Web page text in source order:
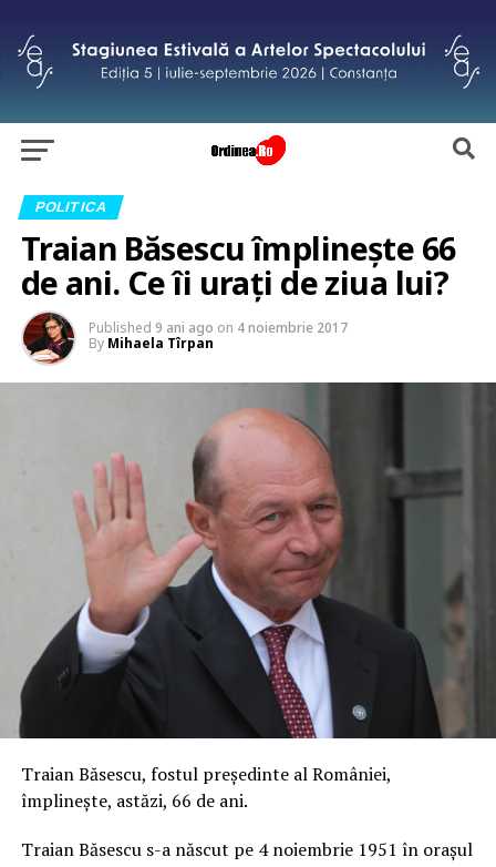
POLITICA
Traian Băsescu împlinește 66
de ani. Ce îi urați de ziua lui?
Published 9 ani ago on 4 noiembrie 2017
By Mihaela Tîrpan
Traian Băsescu, fostul președinte al României,
împlinește, astăzi, 66 de ani.
Traian Băsescu s-a născut pe 4 noiembrie 1951 în orașul